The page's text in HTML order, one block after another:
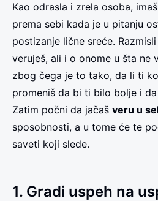
Kao odrasla i zrela osoba,
prema sebi kada je u pitanju
postizanje lične sreće.
veruješ, ali i o onome u šta ne
zbog čega je to tako, da li ti
promeniš da bi ti bilo bolje i
Zatim počni da jačaš veru u
sposobnosti, a u tome će te
saveti koji slede.
1. Gradi uspeh na